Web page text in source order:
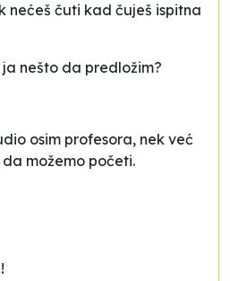
nećeš čuti kad čuješ ispitna
nešto da predložim?
osim profesora, nek već
možemo početi.